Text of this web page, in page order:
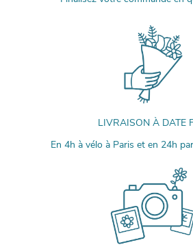
LIVRAISON À DATE
En 4h à vélo à Paris et en 24h